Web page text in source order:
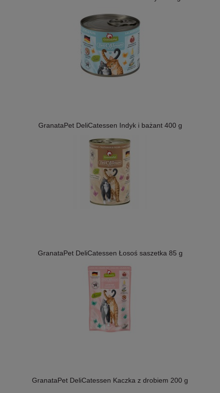
GranataPet DeliCatessen Indyk i bażant 400 g
GranataPet DeliCatessen Łosoś saszetka 85 g
GranataPet DeliCatessen Kaczka z drobiem 200 g